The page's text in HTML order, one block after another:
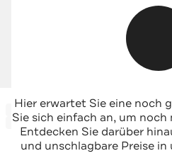
TOMMY HILFIGER
Ledergürtel 'Essential Effortless' schwarz
-51%*
Sale
Jetzt shoppen
Hier erwartet Sie eine noch
Sie sich einfach an, um
Entdecken Sie darüber
und unschlagbare Preise